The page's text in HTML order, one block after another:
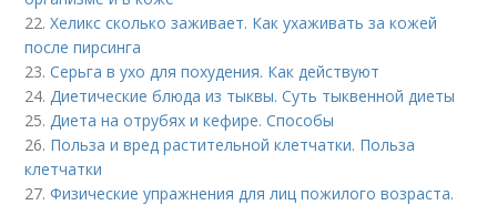
22.Хеликс сколько заживает. Как ухаживать за кожей
после пирсинга
23.Серьга в ухо для похудения. Как действуют
24. Диетические блюда из тыквы. Суть тыквенной диеты
25. Диета на отрубях и кефире. Способы
26. Польза и вред растительной клетчатки. Польза
клетчатки
27.Физические упражнения для лиц пожилого возраста.